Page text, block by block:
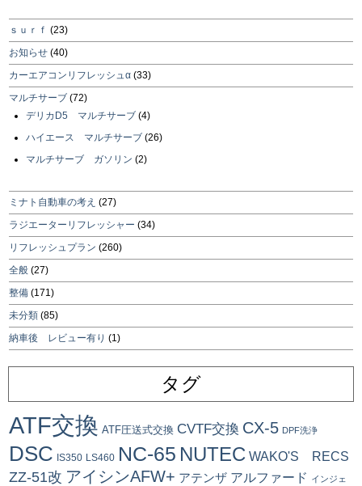
ｓｕｒｆ (23)
お知らせ (40)
カーエアコンリフレッシュα (33)
マルチサーブ (72)
デリカD5 マルチサーブ (4)
ハイエース マルチサーブ (26)
マルチサーブ ガソリン (2)
ミナト自動車の考え (27)
ラジエーターリフレッシャー (34)
リフレッシュプラン (260)
全般 (27)
整備 (171)
未分類 (85)
納車後 レビュー有り (1)
タグ
ATF交換 ATF圧送式交換 CVTF交換 CX-5 DPF洗浄
DSC IS350 LS460 NC-65 NUTEC WAKO'S RECS
ZZ-51改 アイシンAFW+ アテンザ アルファード インジェ